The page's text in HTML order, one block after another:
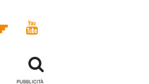
PUBBLICITÀ